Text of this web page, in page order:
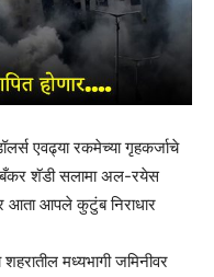
एवढ्या रकमेच्या गृहकर्जाचे
शॅडी सलामा अल-रयेस
आता आपले कुटुंब निराधार
मध्यभागी जमिनीवर